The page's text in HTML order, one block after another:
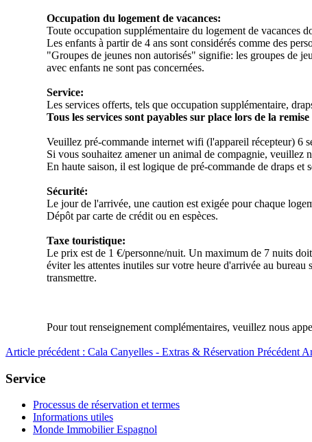
Occupation du logement de vacances:
Toute occupation supplémentaire du logement de vacances
Les enfants à partir de 4 ans sont considérés comme des
"Groupes de jeunes non autorisés" signifie: les groupes de
avec enfants ne sont pas concernées.
Service:
Les services offerts, tels que occupation supplémentaire,
Tous les services sont payables sur place lors de la remise
Veuillez pré-commande internet wifi (l'appareil récepteur) 6
Si vous souhaitez amener un animal de compagnie, veuillez
En haute saison, il est logique de pré-commande de draps et
Sécurité:
Le jour de l'arrivée, une caution est exigée pour chaque
Dépôt par carte de crédit ou en espèces.
Taxe touristique:
Le prix est de 1 €/personne/nuit. Un maximum de 7 nuits
éviter les attentes inutiles sur votre heure d'arrivée au
transmettre.
Pour tout renseignement complémentaires, veuillez nous
Article précédent : Cala Canyelles - Extras & Réservation Précédent
Service
Processus de réservation et termes
Informations utiles
Monde Immobilier Espagnol